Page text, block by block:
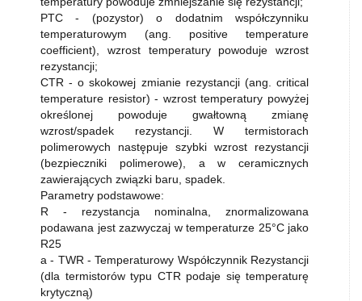
PTC - (pozystor) o dodatnim współczynniku
temperaturowym (ang. positive temperature
coefficient), wzrost temperatury powoduje wzrost
rezystancji;
CTR - o skokowej zmianie rezystancji (ang. critical
temperature resistor) - wzrost temperatury powyżej
określonej powoduje gwałtowną zmianę
wzrost/spadek rezystancji. W termistorach
polimerowych następuje szybki wzrost rezystancji
(bezpieczniki polimerowe), a w ceramicznych
zawierających związki baru, spadek.
Parametry podstawowe:
R - rezystancja nominalna, znormalizowana
podawana jest zazwyczaj w temperaturze 25°C jako
R25
a - TWR - Temperaturowy Współczynnik Rezystancji
(dla termistorów typu CTR podaje się temperaturę
krytyczną)